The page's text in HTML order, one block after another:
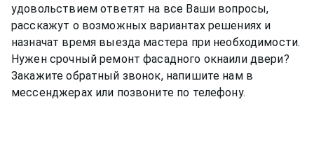
удовольствием ответят на все Ваши вопросы,
расскажут о возможных вариантах решениях и
назначат время выезда мастера при необходимости.
Нужен срочный ремонтфасадного окнаили двери?
Закажите обратный звонок, напишите нам в
мессенджерах или позвоните по телефону.